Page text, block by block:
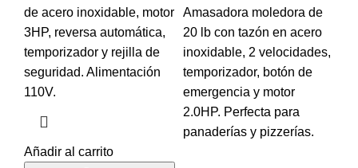
de acero inoxidable, motor
3HP, reversa automática,
temporizador y rejilla de
seguridad. Alimentación
110V.
Añadir al carrito
Amasadora moledora de
20 lb con tazón en acero
inoxidable, 2 velocidades,
temporizador, botón de
emergencia y motor
2.0HP. Perfecta para
panaderías y pizzerías.